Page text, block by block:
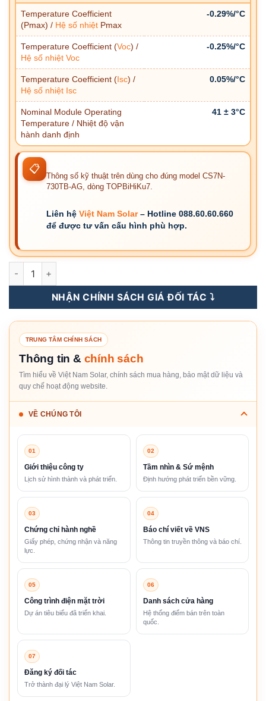
Temperature Coefficient
(Pmax) / Hệ số nhiệt Pmax
-0.29%/°C
Temperature Coefficient (Voc) /
Hệ số nhiệt Voc
-0.25%/°C
Temperature Coefficient (Isc) /
Hệ số nhiệt Isc
0.05%/°C
Nominal Module Operating
Temperature / Nhiệt độ vận
hành danh định
41 ± 3°C
📋
Thông số kỹ thuật trên dùng cho đúng model CS7N-
730TB-AG, dòng TOPBiHiKu7.
Liên hệ Việt Nam Solar– Hotline 088.60.60.660
để được tư vấn cấu hình phù hợp.
CS7N-730TB-AG-Tấm Pin NLMT Canadian Topbihiku7
NHẬN CHÍNH SÁCH GIÁ ĐỐI TÁC ⤵️
TRUNG TÂM CHÍNH SÁCH
Thông tin & chính sách
Tìm hiểu về Việt Nam Solar, chính sách mua hàng, bảo mật dữ liệu và
quy chế hoạt động website.
VỀ CHÚNG TÔI
01
Giới thiệu công ty
Lịch sử hình thành và phát triển.
02
Tầm nhìn & Sứ mệnh
Định hướng phát triển bền vững.
03
Chứng chỉ hành nghề
Giấy phép, chứng nhận và năng
lực.
04
Báo chí viết về VNS
Thông tin truyền thông và báo chí.
05
Công trình điện mặt trời
Dự án tiêu biểu đã triển khai.
06
Danh sách cửa hàng
Hệ thống điểm bán trên toàn
quốc.
07
Đăng ký đối tác
Trở thành đại lý Việt Nam Solar.